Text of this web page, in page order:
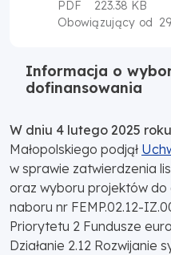
PDF
223.38 KB
Obowiązujący od
Informacja o
dofinansowania
W dniu 4 lutego 2025 roku
Małopolskiego podjął
w sprawie zatwierdzenia
oraz wyboru projektów
naboru nr FEMP.02.12-
Priorytetu 2 Fundusze
Działanie 2.12